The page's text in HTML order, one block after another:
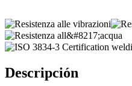
Descripción